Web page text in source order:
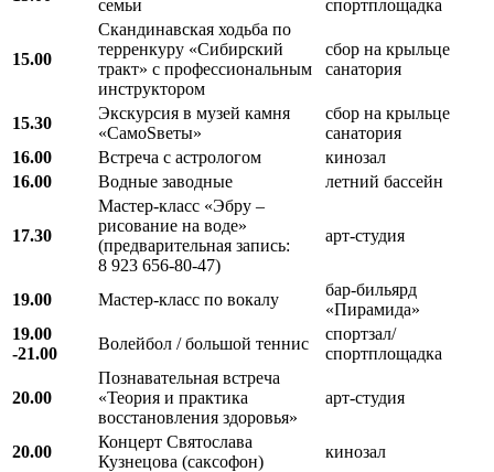
семьи спортплощадка
15.00
Скандинавская ходьба по
терренкуру «Сибирский
тракт» с профессиональным
инструктором
сбор на крыльце
санатория
15.30
Экскурсия в музей камня
«СамоSветы»
сбор на крыльце
санатория
16.00
Встреча с астрологом
кинозал
16.00
Водные заводные летний бассейн
17.30
Мастер-класс «Эбру –
рисование на воде»
(предварительная запись:
8 923 656-80-47)
арт-студия
19.00 Мастер-класс по вокалу
бар-бильярд
«Пирамида»
19.00
-21.00
Волейбол / большой теннис
спортзал/
спортплощадка
20.00
Познавательная встреча
«Теория и практика
восстановления здоровья»
арт-студия
20.00
Концерт Святослава
Кузнецова (саксофон)
кинозал